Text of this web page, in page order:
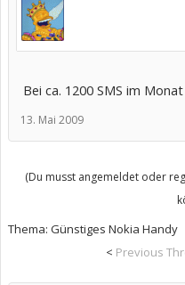
Bei ca. 1200 SMS im
13. Mai 2009
(Du musst angemeldet oder
Thema: Günstiges Nokia Handy
< Previous